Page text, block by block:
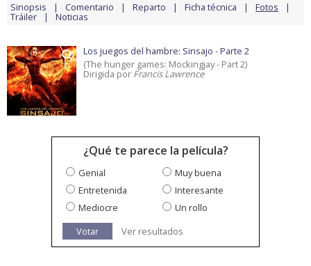
Sinopsis Comentario Reparto Ficha técnica Fotos
Tráiler Noticias
Los juegos del hambre: Sinsajo - Parte 2
(The hunger games: Mockingjay - Part 2)
Dirigida por Francis Lawrence
¿Qué te parece la película?
Genial
Muy buena
Entretenida
Interesante
Mediocre
Un rollo
Votar
Ver resultados